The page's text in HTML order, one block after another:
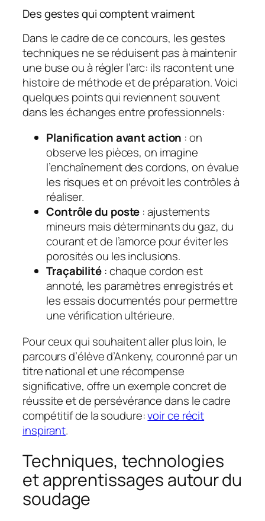
Des gestes qui comptent vraiment
Dans le cadre de ce concours, les gestes
techniques ne se réduisent pas à maintenir
une buse ou à régler l’arc: ils racontent une
histoire de méthode et de préparation. Voici
quelques points qui reviennent souvent
dans les échanges entre professionnels:
Planification avant action : on
observe les pièces, on imagine
l’enchaînement des cordons, on évalue
les risques et on prévoit les contrôles à
réaliser.
Contrôle du poste : ajustements
mineurs mais déterminants du gaz, du
courant et de l’amorce pour éviter les
porosités ou les inclusions.
Traçabilité: chaque cordon est
annoté, les paramètres enregistrés et
les essais documentés pour permettre
une vérification ultérieure.
Pour ceux qui souhaitent aller plus loin, le
parcours d’élève d’Ankeny, couronné par un
titre national et une récompense
significative, offre un exemple concret de
réussite et de persévérance dans le cadre
compétitif de la soudure:voir ce récit
inspirant.
Techniques, technologies
et apprentissages autour du
soudage